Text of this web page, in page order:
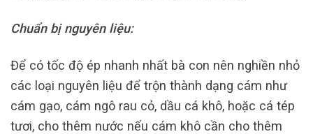
Chuẩn bị nguyên liệu:
Để có tốc độ ép nhanh nhất bà con nên nghiền nhỏ
các loại nguyên liệu để trộn thành dạng cám như
cám gạo, cám ngô rau cỏ, dầu cá khô, hoặc cá tép
tươi, cho thêm nước nếu cám khô cần cho thêm